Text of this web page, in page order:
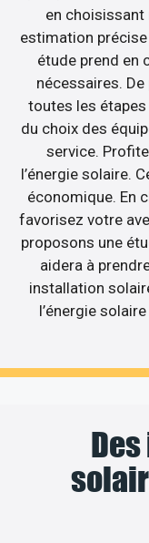
en
estimation
étude prend en
nécessaires.
toutes les
du choix des
service.
l’énergie solaire.
économique. En
favorisez votre
proposons une
aidera à
installation
l’énergie